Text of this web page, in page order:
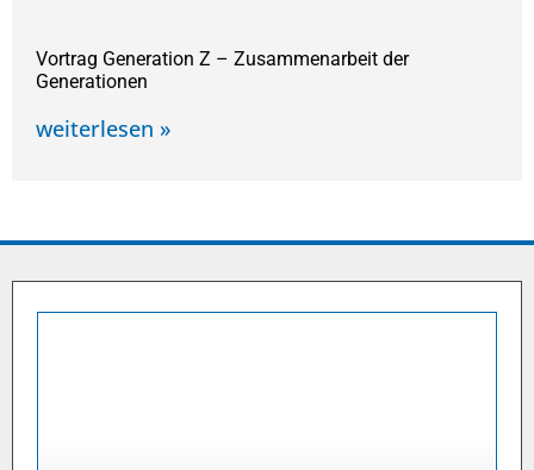
Vortrag Generation Z – Zusammenarbeit der
Generationen
weiterlesen »